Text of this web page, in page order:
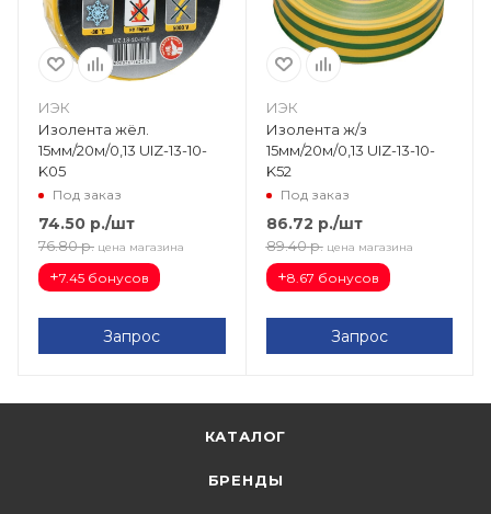
ИЭК
Изолента жёл.
15мм/20м/0,13 UIZ-13-10-
K05
Под заказ
74.50 р./шт
76.80 р. цена магазина
+7.45 бонусов
Запрос
ИЭК
Изолента ж/з
15мм/20м/0,13 UIZ-13-10-
K52
Под заказ
86.72 р./шт
89.40 р. цена магазина
+8.67 бонусов
Запрос
КАТАЛОГ
БРЕНДЫ